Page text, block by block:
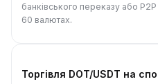
банківського переказу або
60 валютах.
Торгівля DOT/USDT на